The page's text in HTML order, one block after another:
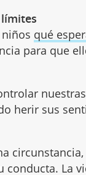
qué
para que
herir sus
conducta. La